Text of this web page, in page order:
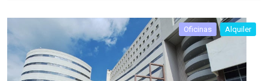
Oficinas Alquiler